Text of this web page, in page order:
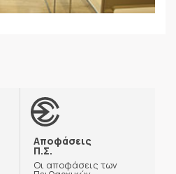
Αποφάσεις
Π.Σ.
Οι αποφάσεις των